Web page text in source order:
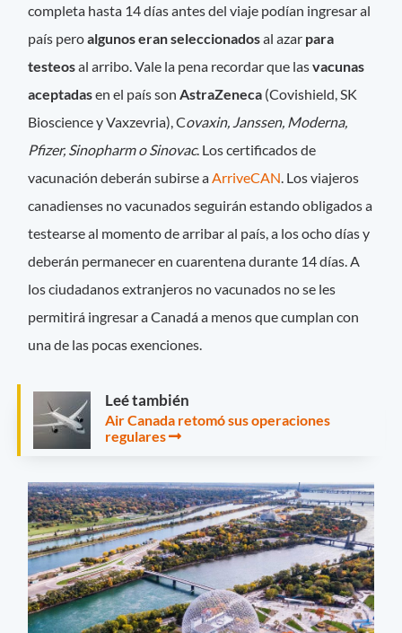
completa hasta 14 días antes del viaje podían ingresar al
país peroalgunos eran seleccionadosal azar para
testeosal arribo. Vale la pena recordar que lasvacunas
aceptadasen el país son AstraZeneca (Covishield, SK
Bioscience y Vaxzevria), Covaxin, Janssen, Moderna,
Pfizer, Sinopharm o Sinovac. Los certificados de
vacunación deberán subirse a ArriveCAN . Los viajeros
canadienses no vacunados seguirán estando obligados a
testearse al momento de arribar al país, a los ocho días y
deberán permanecer en cuarentena durante 14 días. A
los ciudadanos extranjeros no vacunados no se les
permitirá ingresar a Canadá a menos que cumplan con
una de las pocas exenciones.
Leé también
Air Canada retomó sus operaciones
regulares